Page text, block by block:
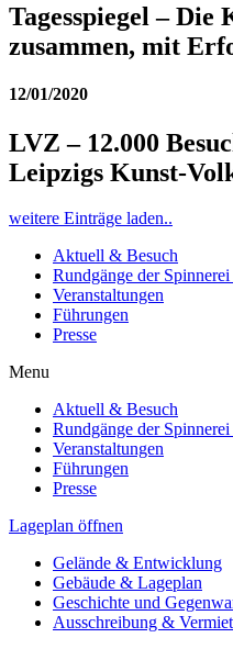
Tagesspiegel – Die
zusammen, mit
12/01/2020
LVZ – 12.000
Leipzigs Kunst-
weitere Einträge laden..
Aktuell & Besuch
Rundgänge der
Veranstaltungen
Führungen
Presse
Menu
Aktuell & Besuch
Rundgänge der
Veranstaltungen
Führungen
Presse
Lageplan öffnen
Gelände & Entwicklung
Gebäude & Lageplan
Geschichte und
Ausschreibung &